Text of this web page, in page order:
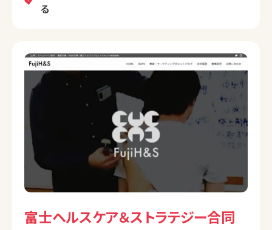
走することを使命に事業を行うことをミッションとして
おり、制作後もWebサイトの運用・保守など長期的な
サポートも実施しています。
る
富士ヘルスケア＆ストラテジー合同